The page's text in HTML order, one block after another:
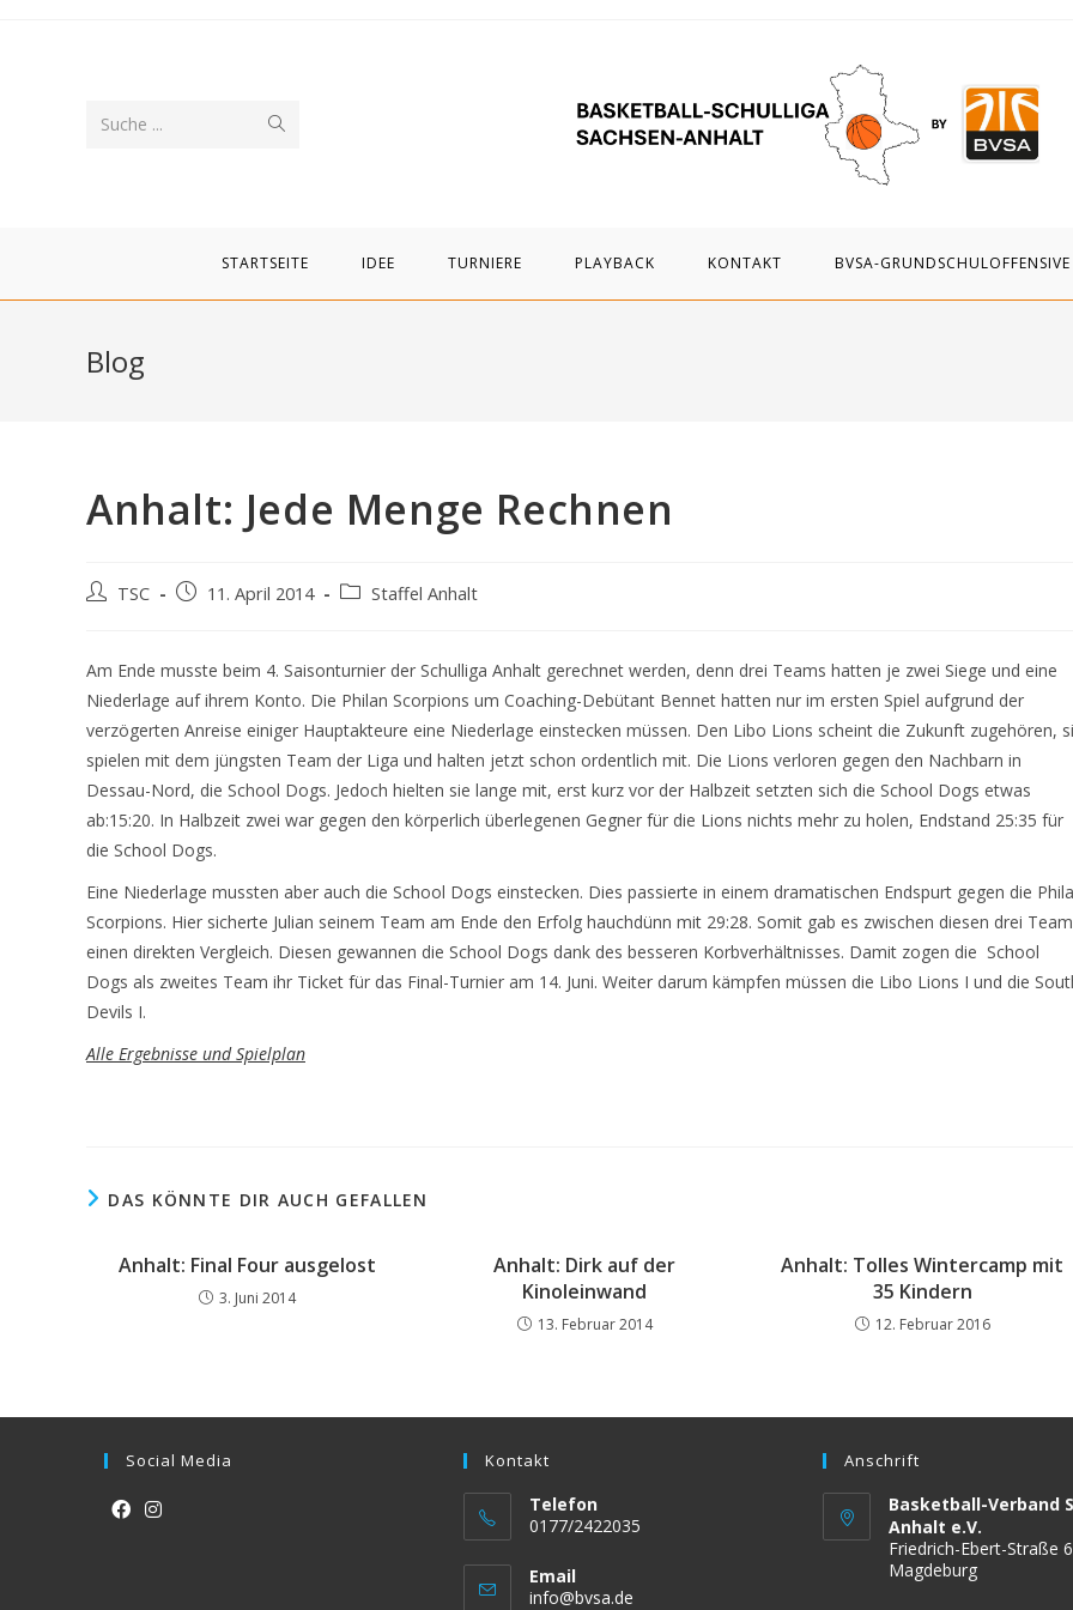
Suche ...
STARTSEITE IDEE TURNIERE PLAYBACK KONTAKT BVSA-GRUNDSCHULOFFENSIVE
Blog
Anhalt: Jede Menge Rechnen
Beitrags-
TSC
Beitrag11. April 2014
Beitrags-
Staffel Anhalt
Am Ende musste beim 4. Saisonturnier der Schulliga Anhalt gerechnet werden, denn drei Teams hatten je zwei Siege und eine
Niederlage auf ihrem Konto. Die Philan Scorpions um Coaching-Debütant Bennet hatten nur im ersten Spiel aufgrund der
verzögerten Anreise einiger Hauptakteure eine Niederlage einstecken müssen. Den Libo Lions scheint die Zukunft zugehören,
spielen mit dem jüngsten Team der Liga und halten jetzt schon ordentlich mit. Die Lions verloren gegen den Nachbarn in
Dessau-Nord, die School Dogs. Jedoch hielten sie lange mit, erst kurz vor der Halbzeit setzten sich die School Dogs etwas
ab:15:20. In Halbzeit zwei war gegen den körperlich überlegenen Gegner für die Lions nichts mehr zu holen, Endstand 25:35 für
die School Dogs.
Eine Niederlage mussten aber auch die School Dogs einstecken. Dies passierte in einem dramatischen Endspurt gegen die
Scorpions. Hier sicherte Julian seinem Team am Ende den Erfolg hauchdünn mit 29:28. Somit gab es zwischen diesen drei
einen direkten Vergleich. Diesen gewannen die School Dogs dank des besseren Korbverhältnisses. Damit zogen die School
Dogs als zweites Team ihr Ticket für das Final-Turnier am 14. Juni. Weiter darum kämpfen müssen die Libo Lions I und die
Devils I.
Alle Ergebnisse und Spielplan
DAS KÖNNTE DIR AUCH GEFALLEN
Anhalt: Final Four ausgelost
3. Juni 2014
Anhalt: Dirk auf der
Kinoleinwand
13. Februar 2014
Anhalt: Tolles Wintercamp mit
35 Kindern
12. Februar 2016
Social Media Kontakt
Telefon
0177/2422035
Email
info@bvsa.de
Anschrift
Basketball-Verband
Anhalt e.V.
Friedrich-Ebert-Straße
Magdeburg